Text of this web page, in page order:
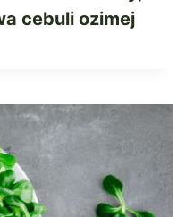
cebuli ozimej